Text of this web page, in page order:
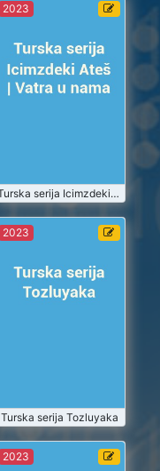
2023
Turska serija Icimzdeki Ateš | Vatra u nama
Turska serija
Ateš | Vatra u
nama
2023-07
2023-07-01
2023
Turska serija Tozluyaka
Turska serija
2023-07
2023-07-01
2023
Turska serija